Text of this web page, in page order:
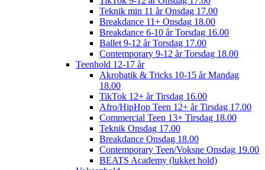
Teknik min 11 år Onsdag 17.00
Breakdance 11+ Onsdag 18.00
Breakdance 6-10 år Torsdag 16.00
Ballet 9-12 år Torsdag 17.00
Contemporary 9-12 år Torsdag 18.00
Teenhold 12-17 år
Akrobatik & Tricks 10-15 år Mandag
18.00
TikTok 12+ år Tirsdag 16.00
Afro/HipHop Teen 12+ år Tirsdag 17.00
Commercial Teen 13+ Tirsdag 18.00
Teknik Onsdag 17.00
Breakdance Onsdag 18.00
Contemporary Teen/Voksne Onsdag 19.00
BEATS Academy (lukket hold)